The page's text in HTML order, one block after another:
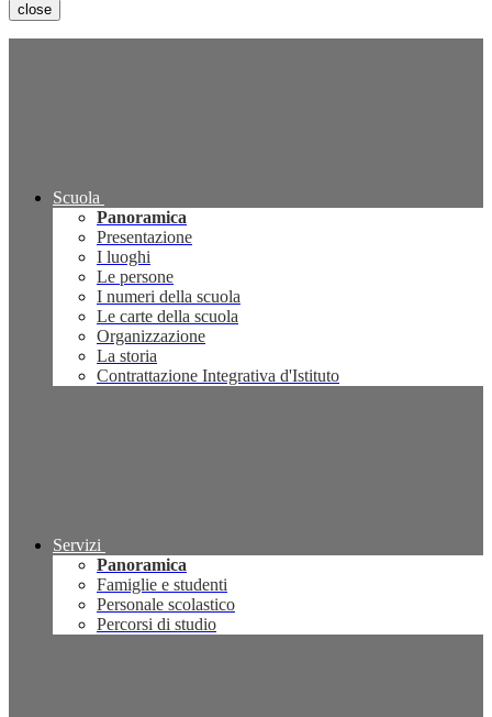
close
Scuola
Panoramica
Presentazione
I luoghi
Le persone
I numeri della scuola
Le carte della scuola
Organizzazione
La storia
Contrattazione Integrativa d'Istituto
Servizi
Panoramica
Famiglie e studenti
Personale scolastico
Percorsi di studio